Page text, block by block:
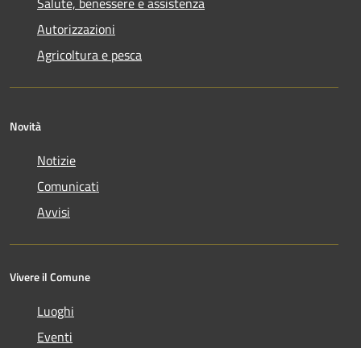
Autorizzazioni
Agricoltura e pesca
Novità
Notizie
Comunicati
Avvisi
Vivere il Comune
Luoghi
Eventi